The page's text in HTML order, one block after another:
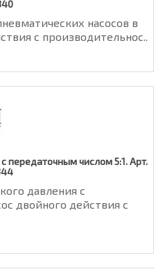
насосов в
с производительнос..
передаточным числом 5:1. Арт.
давления с
двойного действия с